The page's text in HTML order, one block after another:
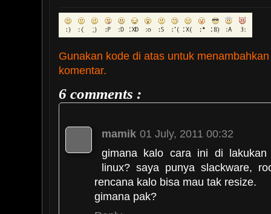
Gunakan kode di atas untuk
komentar.
6 comments :
mamik 01 July, 2011 00:32
gimana kalo cara ini di lakukan
linux? saya punya slackware,
rencana kalo bisa mau tak resize.
gimana pak?